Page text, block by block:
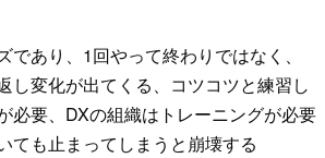
であり、1回やって終わりではなく、
し変化が出てくる、コツコツと練習し
必要、DXの組織はトレーニングが必要
ても止まってしまうと崩壊する